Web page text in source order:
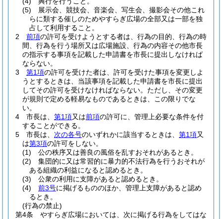
(5)
展示会、競技会、音楽会、写生会、撮影会その他これ
らに類する催しのためやすらぎ広場の全部又は一部を独
占して利用すること。
2
前項の許可を受けようとする者は、行為の目的、行為の時
間、行為を行う場所又は広場施設、行為の内容その他市長
の指示する事項を記載した申請書を市長に提出しなければ
ならない。
3
第1項の許可を受けた者は、許可を受けた事項を変更しよ
うとするときは、当該事項を記載した申請書を市長に提出
してその許可を受けなければならない。 ただし、その変更
が規則で定める軽易なものであるときは、この限りでな
い。
4
市長は、 第1項又は前項の許可に、管理上必要な条件を付
することができる。
5
市長は、 次の各号のいずれかに該当するときは、 第1項又
は第3項の許可をしない。
(1)
公の秩序又は善良の風俗を乱すおそれがあるとき。
(2)
集団的に又は常習的に暴力的不法行為を行うおそれが
ある組織の利益になると認めるとき。
(3)
公衆の利用に支障があると認めるとき。
(4)
前3号に掲げるもののほか、管理上支障があると認め
るとき。
(行為の禁止)
第4条
やすらぎ広場においては、次に掲げる行為をしてはな